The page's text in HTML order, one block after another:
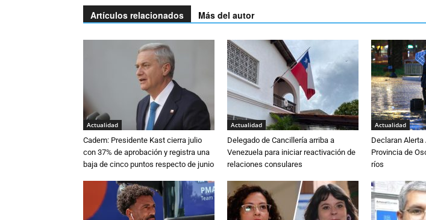
Artículos relacionados Más del autor
Actualidad
Cadem: Presidente Kast cierra julio
con 37% de aprobación y registra una
baja de cinco puntos respecto de junio
Actualidad
Delegado de Cancillería arriba a
Venezuela para iniciar reactivación de
relaciones consulares
Actualidad
Declaran
Provincia de
ríos